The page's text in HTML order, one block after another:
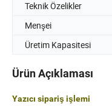
Teknik Özelikler
Menşei
Üretim Kapasitesi
Ürün Açıklaması
Yazıcı sipariş işlemi